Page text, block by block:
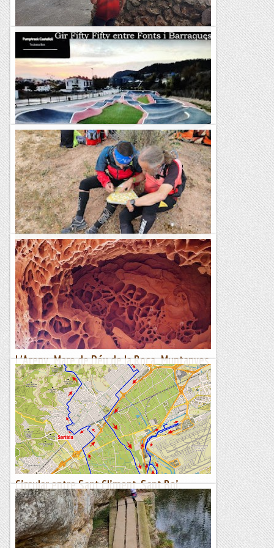
Fites entre tombes i gavines
Cursa cementiri Montjuïc 3,2 km. 16 fites, en realitat 6,4 km.
1-06-05 i 246 metres de desnivell positiu 49è de 62 classificats
al C1 Quan passava per la Ronda Litoral arran...
Fragments de camins i curses
Castellolí; Gir Fifty Fifty entre Fonts i
Barraques
&nb...
Kimisades
Fites entre oliveres, vinyes, marges i turons
Rogaine dels Bessons a les Borges Blanques Copa Catalana
2023 23.9 km. 5-50-18 14-46 x km. 661 metres de desnivell
positiu, 168 punts, 26 fites 1r. Ultraveterants...
Fragments de camins i curses
L'Areny. Mare de Déu de la Roca. Muntanyes
d'Escornalbou.
26 de febrer de 2023La recent visita al Castell d'Escornalbou
em va descobrir aquest singular paratge de les Muntanyes
d'Escornalbou, on crida molt l'atenció la...
Senderes
Circular entre Sant Climent, Sant Boi,
Viladecans i Gavà.
Itinerari marcat amb el rellotge Suunto Traverse.La setmana
passada ja vàrem intentar fer aquest mateix itinerari, però al
matí van caure quatre gotes i ens vàrem estimar...